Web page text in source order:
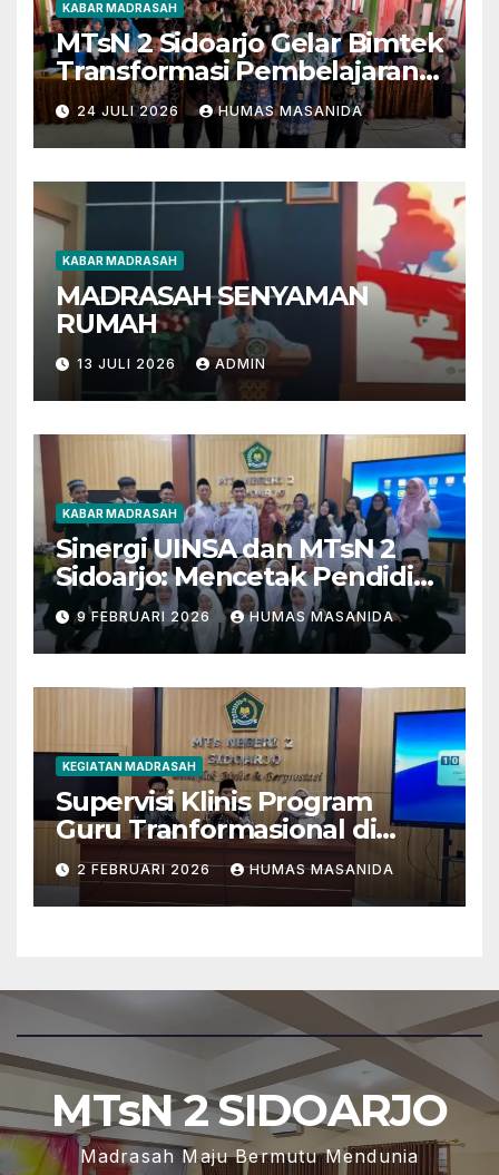
KABAR MADRASAH
MTsN 2 Sidoarjo Gelar Bimtek
Transformasi Pembelajaran
Berbasis AI dan Deep
Learning
24 JULI 2026 HUMAS MASANIDA
KABAR MADRASAH
MADRASAH SENYAMAN
RUMAH
13 JULI 2026 ADMIN
KABAR MADRASAH
Sinergi UINSA dan MTsN 2
Sidoarjo: Mencetak Pendidik
Berkarakter Menghadapi
Tantangan Zaman
9 FEBRUARI 2026 HUMAS MASANIDA
KEGIATAN MADRASAH
Supervisi Klinis Program
Guru Tranformasional di
MTsN 2 Sidoarjo
2 FEBRUARI 2026 HUMAS MASANIDA
MTsN 2 SIDOARJO
Madrasah Maju Bermutu Mendunia